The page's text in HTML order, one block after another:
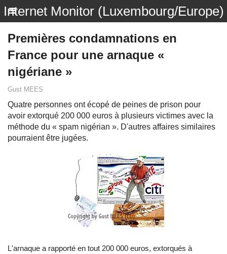
Internet Monitor (Luxembourg/Europe)
Premières condamnations en
France pour une arnaque «
nigériane »
Gust MEES
Quatre personnes ont écopé de peines de prison pour
avoir extorqué 200 000 euros à plusieurs victimes avec la
méthode du « spam nigérian ». D'autres affaires similaires
pourraient être jugées.
L'arnaque a rapporté en tout 200 000 euros, extorqués à